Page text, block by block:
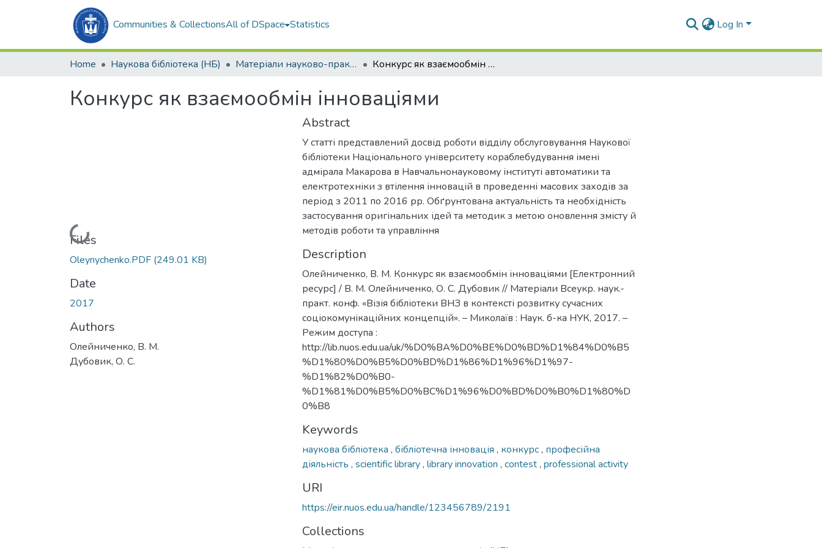
Communities & CollectionsAll of DSpace Statistics Log In
Home Наукова бібліотека (НБ) Матеріали науково-практичних заходів (НБ) Конкурс як взаємообмін інноваціями
Конкурс як взаємообмін інноваціями
Loading...
Files
Oleynychenko.PDF (249.01 KB)
Date
2017
Authors
Олейниченко, В. М.
Дубовик, О. С.
Abstract
У статті представлений досвід роботи відділу обслуговування Наукової
бібліотеки Національного університету кораблебудування імені
адмірала Макарова в Навчальнонауковому інституті автоматики та
електротехніки з втілення інновацій в проведенні масових заходів за
період з 2011 по 2016 рр. Обґрунтована актуальність та необхідність
застосування оригінальних ідей та методик з метою оновлення змісту й
методів роботи та управління
Description
Олейниченко, В. М. Конкурс як взаємообмін інноваціями [Електронний
ресурс] / В. М. Олейниченко, О. С. Дубовик // Матеріали Всеукр. наук.-
практ. конф. «Візія бібліотеки ВНЗ в контексті розвитку сучасних
соціокомунікаційних концепцій». – Миколаїв : Наук. б-ка НУК, 2017. –
Режим доступа :
http://lib.nuos.edu.ua/uk/%D0%BA%D0%BE%D0%BD%D1%84%D0%B5
%D1%80%D0%B5%D0%BD%D1%86%D1%96%D1%97-
%D1%82%D0%B0-
%D1%81%D0%B5%D0%BC%D1%96%D0%BD%D0%B0%D1%80%D
0%B8
Keywords
наукова бібліотека , бібліотечна інновація , конкурс, професійна
діяльність , scientific library, library innovation , contest, professional activity
URI
https://eir.nuos.edu.ua/handle/123456789/2191
Collections